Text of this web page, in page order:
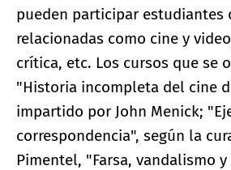
pueden participar estudiantes
relacionadas como cine y
crítica, etc. Los cursos que se
"Historia incompleta del cine
impartido por John Menick;
correspondencia", según la
Pimentel, "Farsa, vandalismo